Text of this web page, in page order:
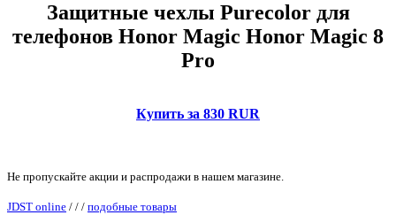
Защитные чехлы Purecolor для
телефонов Honor Magic Honor Magic 8
Pro
Купить за 830 RUR
Не пропускайте акции и распродажи в нашем магазине.
JDST online / / / подобные товары